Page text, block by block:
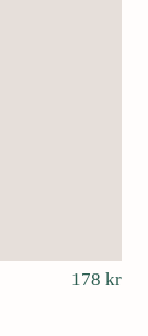
178 kr